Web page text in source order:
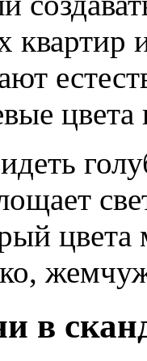
квартир
цвета
цвета
в